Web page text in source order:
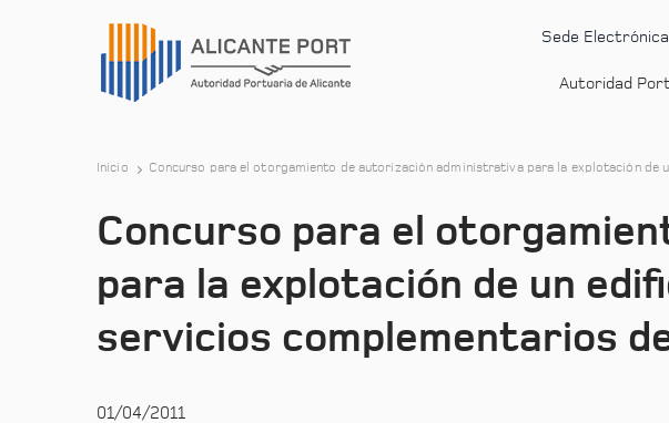
Sede Electrónica
Autoridad
Inicio Concurso para el otorgamiento de autorización administrativa para la explotación
Concurso para el
para la explotación de un
servicios complementarios
01/04/2011